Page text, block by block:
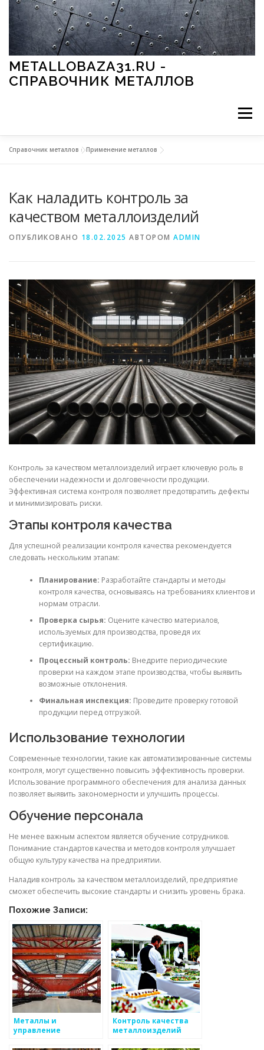
Перейти к содержимому
METALLOBAZA31.RU -
СПРАВОЧНИК МЕТАЛЛОВ
Меню
МЕТАЛЛЫ И ОКРУЖАЮЩАЯ СРЕДА
СВОЙСТВА МЕТАЛЛОВ СОРТА МЕТАЛЛОВ
СТАТЬИ
Справочник металлов »Применение металлов
Как наладить контроль за
качеством металлоизделий
ОПУБЛИКОВАНО 18.02.2025 АВТОРОМ ADMIN
Контроль за качеством металлоизделий играет ключевую роль в
обеспечении надежности и долговечности продукции.
Эффективная система контроля позволяет предотвратить дефекты
и минимизировать риски.
Этапы контроля качества
Для успешной реализации контроля качества рекомендуется
следовать нескольким этапам:
Планирование: Разработайте стандарты и методы
контроля качества, основываясь на требованиях клиентов и
нормам отрасли.
Проверка сырья: Оцените качество материалов,
используемых для производства, проведя их
сертификацию.
Процессный контроль: Внедрите периодические
проверки на каждом этапе производства, чтобы выявить
возможные отклонения.
Финальная инспекция: Проведите проверку готовой
продукции перед отгрузкой.
Использование технологии
Современные технологии, такие как автоматизированные системы
контроля, могут существенно повысить эффективность проверки.
Использование программного обеспечения для анализа данных
позволяет выявить закономерности и улучшить процессы.
Обучение персонала
Не менее важным аспектом является обучение сотрудников.
Понимание стандартов качества и методов контроля улучшает
общую культуру качества на предприятии.
Наладив контроль за качеством металлоизделий, предприятие
сможет обеспечить высокие стандарты и снизить уровень брака.
Похожие Записи:
Металлы и
управление
Контроль качества
металлоизделий